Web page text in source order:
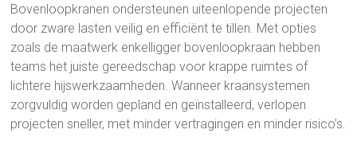
Bovenloopkranen ondersteunen uiteenlopende projecten
door zware lasten veilig en efficiënt te tillen. Met opties
zoals de maatwerk enkelligger bovenloopkraan hebben
teams het juiste gereedschap voor krappe ruimtes of
lichtere hijswerkzaamheden. Wanneer kraansystemen
zorgvuldig worden gepland en geïnstalleerd, verlopen
projecten sneller, met minder vertragingen en minder risico’s.